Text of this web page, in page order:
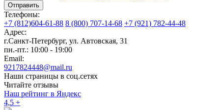
Отправить
Телефоны:
+7 (812)604-61-88 8 (800) 707-14-68 +7 (921) 782-44-48
Адрес:
г.Санкт-Петербург, ул. Автовская, 31
пн.-пт.: 10:00 - 19:00
Email:
9217824448@mail.ru
Наши страницы в соц.сетях
Читайте отзывы
Наш рейтинг в Яндекс
4,5 +